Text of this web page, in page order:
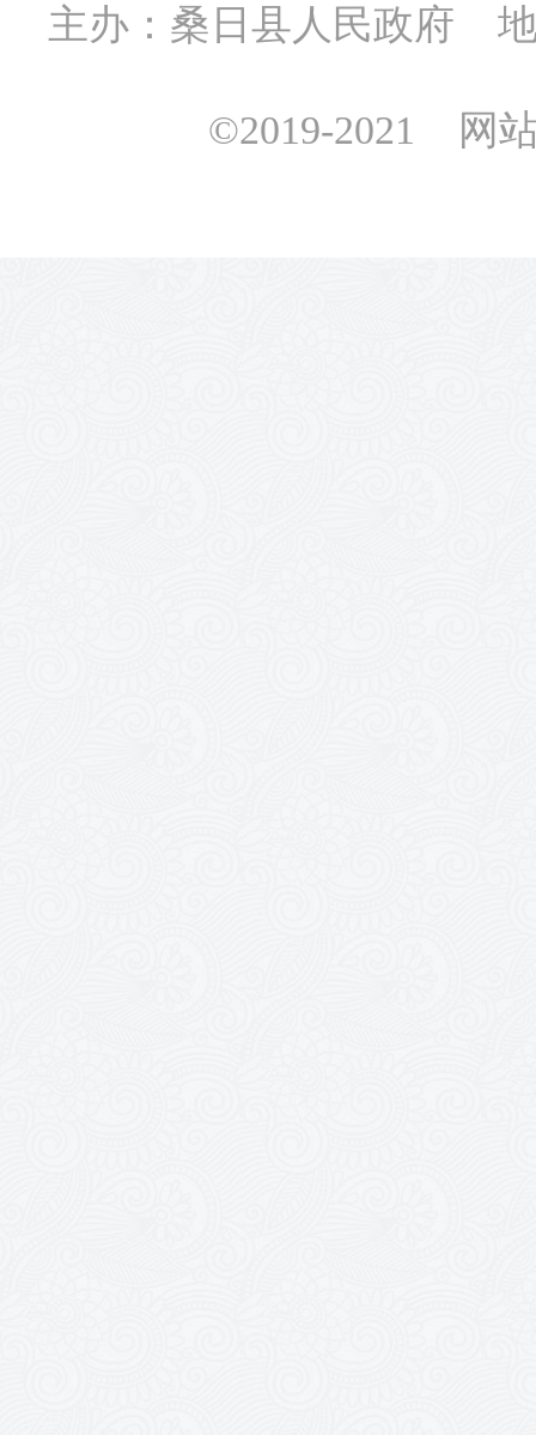
主办：桑日县人民政府
©2019-2021 网